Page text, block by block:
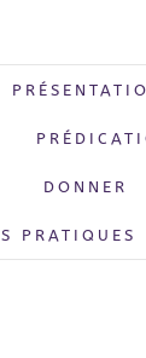
DONNER
PRATIQUES